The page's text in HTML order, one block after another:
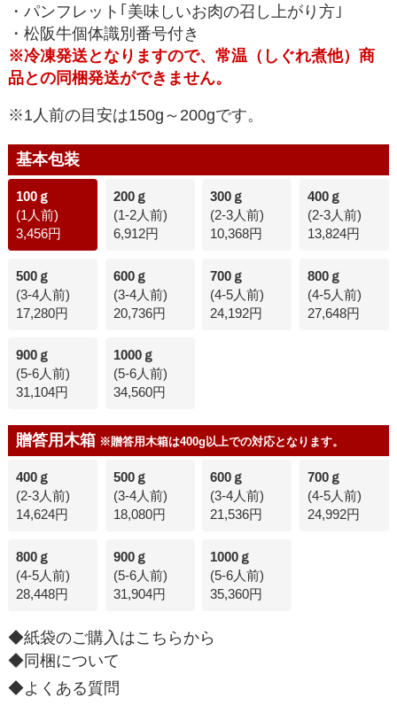
・パンフレット｢美味しいお肉の召し上がり方｣
・松阪牛個体識別番号付き
※冷凍発送となりますので、常温（しぐれ煮他）商
品との同梱発送ができません。
※1人前の目安は150g～200gです。
基本包装
100ｇ
(1人前)
3,456円
200ｇ
(1-2人前)
6,912円
300ｇ
(2-3人前)
10,368円
400ｇ
(2-3人前)
13,824円
500ｇ
(3-4人前)
17,280円
600ｇ
(3-4人前)
20,736円
700ｇ
(4-5人前)
24,192円
800ｇ
(4-5人前)
27,648円
900ｇ
(5-6人前)
31,104円
1000ｇ
(5-6人前)
34,560円
贈答用木箱 ※贈答用木箱は400g以上での対応となります。
400ｇ
(2-3人前)
14,624円
500ｇ
(3-4人前)
18,080円
600ｇ
(3-4人前)
21,536円
700ｇ
(4-5人前)
24,992円
800ｇ
(4-5人前)
28,448円
900ｇ
(5-6人前)
31,904円
1000ｇ
(5-6人前)
35,360円
◆紙袋のご購入はこちらから
◆同梱について
◆よくある質問